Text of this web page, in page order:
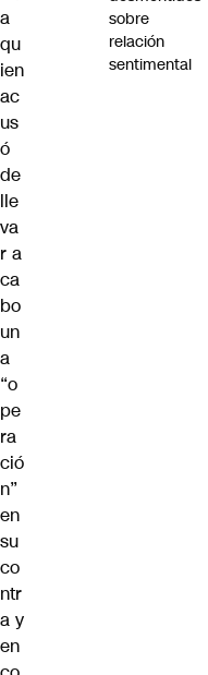
a
qu
ien
ac
us
ó
de
lle
va
r a
ca
bo
un
a
“o
pe
ra
ció
n”
en
su
co
ntr
a y
en
sobre
relación
sentimental